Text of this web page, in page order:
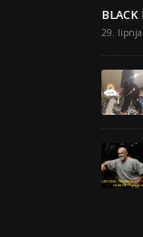
BLACK
29.